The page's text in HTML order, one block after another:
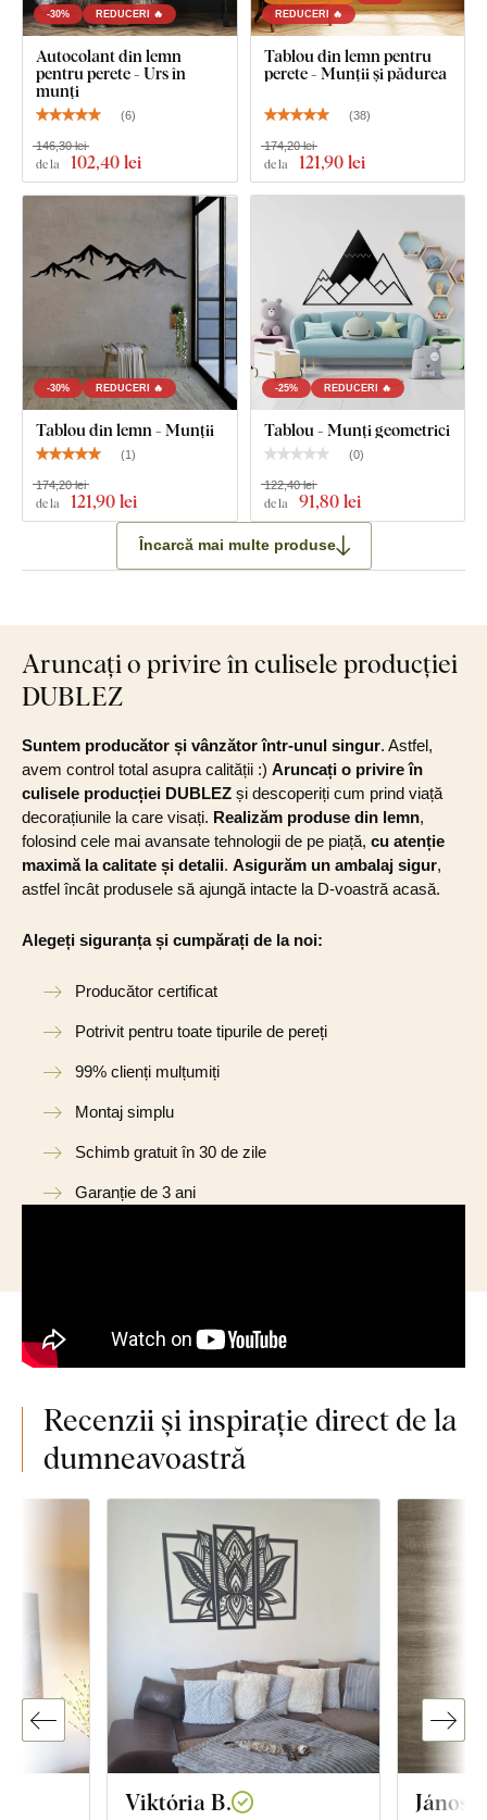
-30% REDUCERI 🔥
Autocolant din lemn
pentru perete - Urs în
munți
(6)
de la 102,40 lei
146,30 lei
REDUCERI 🔥
Tablou din lemn pentru
perete - Munții și pădurea
(38)
de la 121,90 lei
174,20 lei
-30% REDUCERI 🔥
Tablou din lemn - Munții
(1)
de la 121,90 lei
174,20 lei
-25% REDUCERI 🔥
Tablou - Munți geometrici
(0)
de la 91,80 lei
122,40 lei
Încarcă mai multe produse
Aruncați o privire în culisele producției
DUBLEZ
Suntem producător și vânzător într-unul singur. Astfel,
avem control total asupra calității :) Aruncați o privire în
culisele producției DUBLEZ și descoperiți cum prind viață
decorațiunile la care visați. Realizăm produse din lemn,
folosind cele mai avansate tehnologii de pe piață, cu atenție
maximă la calitate și detalii. Asigurăm un ambalaj sigur,
astfel încât produsele să ajungă intacte la D-voastră acasă.
Alegeți siguranța și cumpărați de la noi:
Producător certificat
Potrivit pentru toate tipurile de pereți
99% clienți mulțumiți
Montaj simplu
Schimb gratuit în 30 de zile
Garanție de 3 ani
Recenzii și inspirație direct de la
dumneavoastră
Viktória B. János